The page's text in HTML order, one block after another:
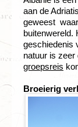
aan de
geweest
buitenwereld.
geschiedenis
natuur is zeer
groepsreis
Broeierig